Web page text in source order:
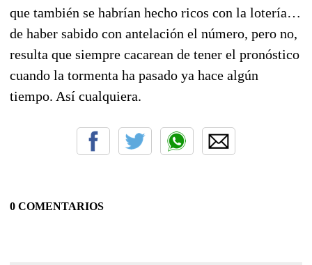
que también se habrían hecho ricos con la lotería…
de haber sabido con antelación el número, pero no,
resulta que siempre cacarean de tener el pronóstico
cuando la tormenta ha pasado ya hace algún
tiempo. Así cualquiera.
0 COMENTARIOS